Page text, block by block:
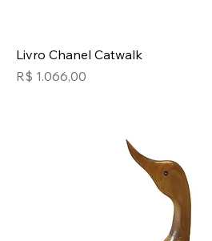
Livro Chanel Catwalk
Preço
R$ 1.066,00